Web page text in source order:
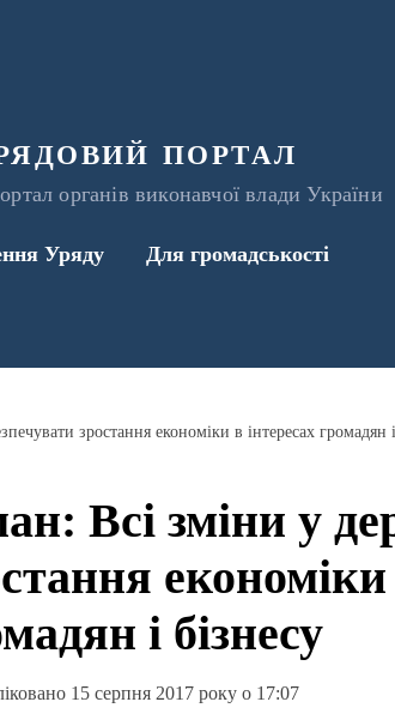
портал
органів виконавчої влади України
Уряду Для громадськості
зростання економіки в інтересах громадян
Всі зміни у
економіки
і бізнесу
15 серпня 2017 року о 17:07